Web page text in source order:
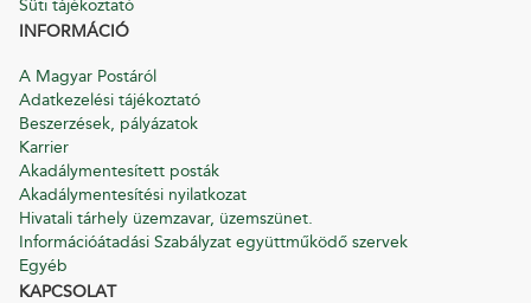
Süti tájékoztató
INFORMÁCIÓ
A Magyar Postáról
Adatkezelési tájékoztató
Beszerzések, pályázatok
Karrier
Akadálymentesített posták
Akadálymentesítési nyilatkozat
Hivatali tárhely üzemzavar, üzemszünet.
Információátadási Szabályzat együttműködő szervek
Egyéb
KAPCSOLAT